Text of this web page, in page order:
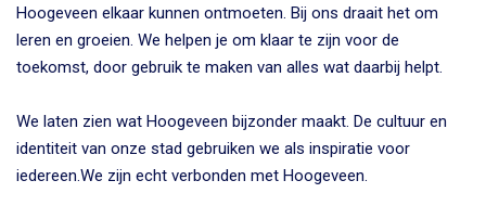
Hoogeveen elkaar kunnen ontmoeten. Bij ons draait het om
leren en groeien. We helpen je om klaar te zijn voor de
toekomst, door gebruik te maken van alles wat daarbij helpt.
We laten zien wat Hoogeveen bijzonder maakt. De cultuur en
identiteit van onze stad gebruiken we als inspiratie voor
iedereen.We zijn echt verbonden met Hoogeveen.